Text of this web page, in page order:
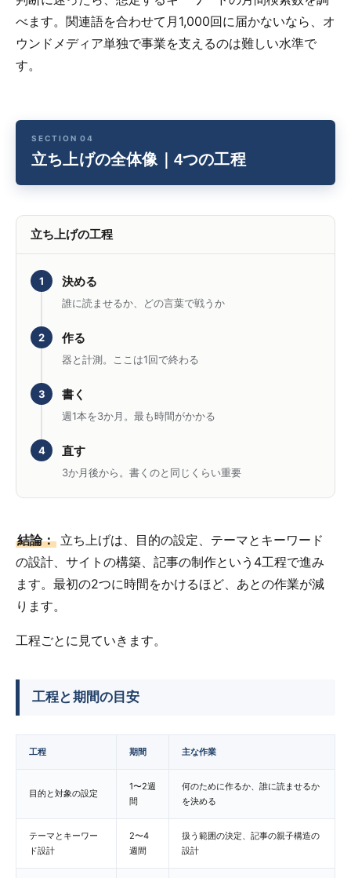
べます。関連語を合わせて月1,000回に届かないなら、オ
ウンドメディア単独で事業を支えるのは難しい水準で
す。
立ち上げの全体像｜4つの工程
立ち上げの工程
1 決める
誰に読ませるか、どの言葉で戦うか
2 作る
器と計測。ここは1回で終わる
3 書く
週1本を3か月。最も時間がかかる
4 直す
3か月後から。書くのと同じくらい重要
結論： 立ち上げは、目的の設定、テーマとキーワード
の設計、サイトの構築、記事の制作という4工程で進み
ます。最初の2つに時間をかけるほど、あとの作業が減
ります。
工程ごとに見ていきます。
工程と期間の目安
工程 期間 主な作業
目的と対象の設定
1〜2週
間
何のために作るか、誰に読ませるか
を決める
テーマとキーワー
ド設計
2〜4
週間
扱う範囲の決定、記事の親子構造の
設計